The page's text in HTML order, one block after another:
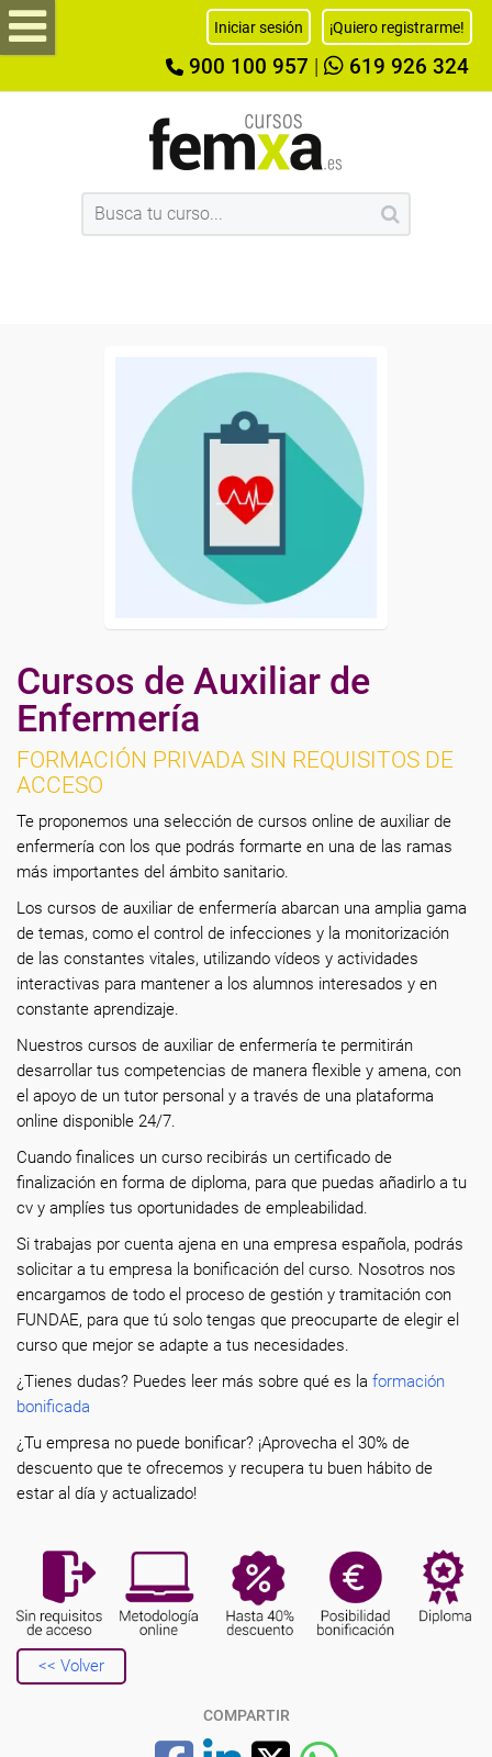
Iniciar sesión ¡Quiero registrarme!
900 100 957 619 926 324
Cursos de Auxiliar de
Enfermería
FORMACIÓN PRIVADA SIN REQUISITOS DE
ACCESO
Te proponemos una selección de cursos online de auxiliar de
enfermería con los que podrás formarte en una de las ramas
más importantes del ámbito sanitario.
Los cursos de auxiliar de enfermería abarcan una amplia gama
de temas, como el control de infecciones y la monitorización
de las constantes vitales, utilizando vídeos y actividades
interactivas para mantener a los alumnos interesados y en
constante aprendizaje.
Nuestros cursos de auxiliar de enfermería te permitirán
desarrollar tus competencias de manera flexible y amena, con
el apoyo de un tutor personal y a través de una plataforma
online disponible 24/7.
Cuando finalices un curso recibirás un certificado de
finalización en forma de diploma, para que puedas añadirlo a tu
cv y amplíes tus oportunidades de empleabilidad.
Si trabajas por cuenta ajena en una empresa española, podrás
solicitar a tu empresa la bonificación del curso. Nosotros nos
encargamos de todo el proceso de gestión y tramitación con
FUNDAE, para que tú solo tengas que preocuparte de elegir el
curso que mejor se adapte a tus necesidades.
¿Tienes dudas? Puedes leer más sobre qué es la formación
bonificada
¿Tu empresa no puede bonificar? ¡Aprovecha el 30% de
descuento que te ofrecemos y recupera tu buen hábito de
estar al día y actualizado!
<< Volver
COMPARTIR